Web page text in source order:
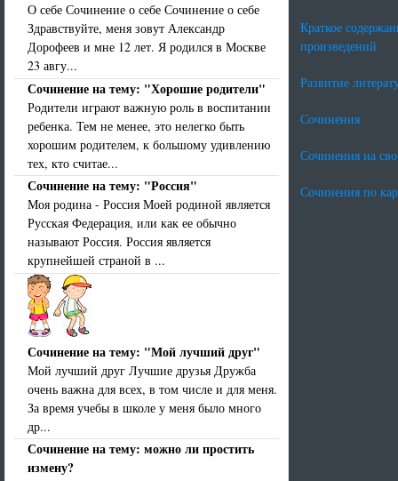
О себе Сочинение о себе Сочинение о себе
Здравствуйте, меня зовут Александр
Дорофеев и мне 12 лет. Я родился в Москве
23 авгу...
Сочинение на тему: "Хорошие родители"
Родители играют важную роль в воспитании
ребенка. Тем не менее, это нелегко быть
хорошим родителем, к большому удивлению
тех, кто считае...
Сочинение на тему: "Россия"
Моя родина - Россия Моей родиной является
Русская Федерация, или как ее обычно
называют Россия. Россия является
крупнейшей страной в ...
Сочинение на тему: "Мой лучший друг"
Мой лучший друг Лучшие друзья Дружба
очень важна для всех, в том числе и для меня.
За время учебы в школе у меня было много
др...
Сочинение на тему: можно ли простить
измену?
Краткое
произведений
Развитие
Сочинения
Сочинения на
Сочинения по